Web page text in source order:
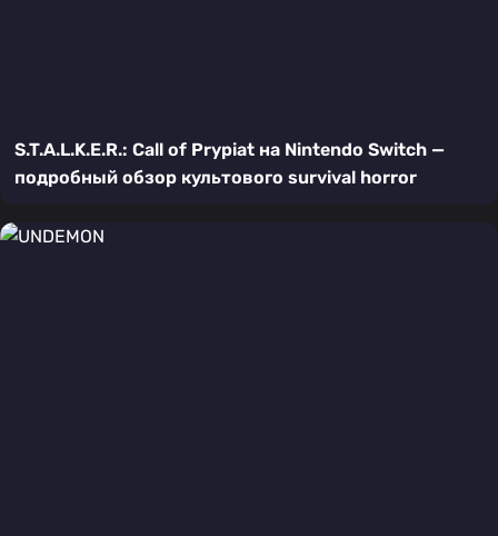
S.T.A.L.K.E.R.: Call of Prypiat на Nintendo Switch —
подробный обзор культового survival horror